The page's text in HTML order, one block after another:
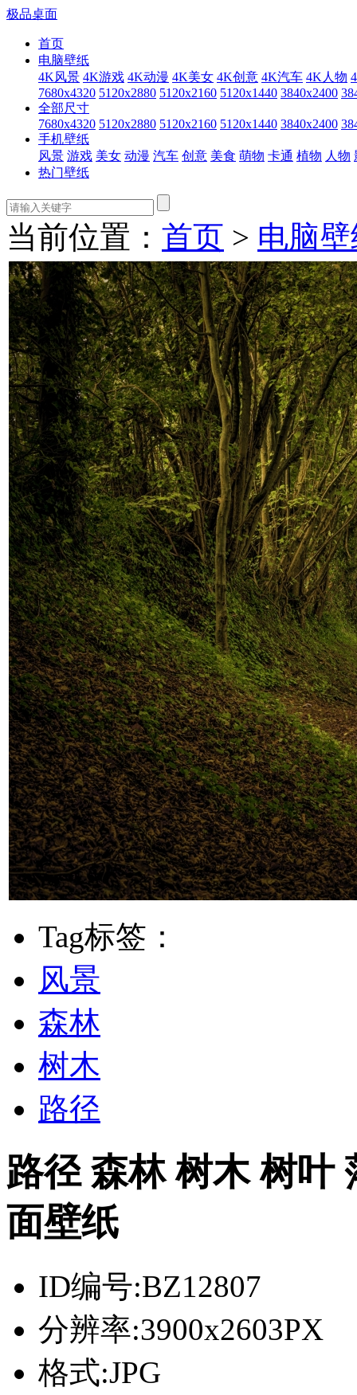
极品桌面
首页
电脑壁纸
4K风景 4K游戏 4K动漫 4K美女 4K创意 4K汽车 4K人物
7680x4320 5120x2880 5120x2160 5120x1440 3840x2400
全部尺寸
7680x4320 5120x2880 5120x2160 5120x1440 3840x2400
手机壁纸
风景 游戏 美女 动漫 汽车 创意 美食 萌物 卡通 植物 人物
热门壁纸
当前位置： 首页 > 电脑
Tag标签：
风景
森林
树木
路径
路径 森林 树木 树叶
面壁纸
ID编号:BZ12807
分辨率:3900x2603PX
格式:JPG